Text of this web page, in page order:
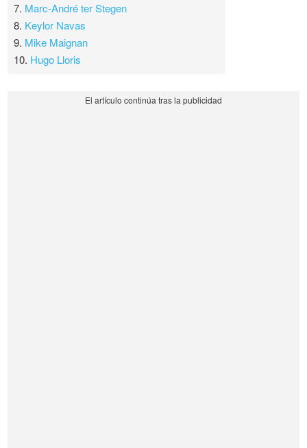
7. Marc-André ter Stegen
8. Keylor Navas
9. Mike Maignan
10. Hugo Lloris